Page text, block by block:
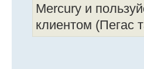
Mercury и
клиентом (Пегас